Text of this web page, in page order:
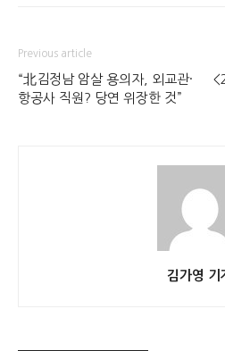
Previous article
“北김정남 암살 용의자, 외교관·
항공사 직원? 당연 위장한 것”
김가영 기